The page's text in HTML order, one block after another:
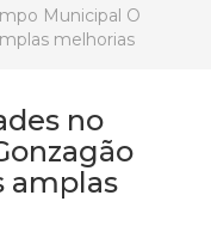
Municipal O
melhorias
no
amplas